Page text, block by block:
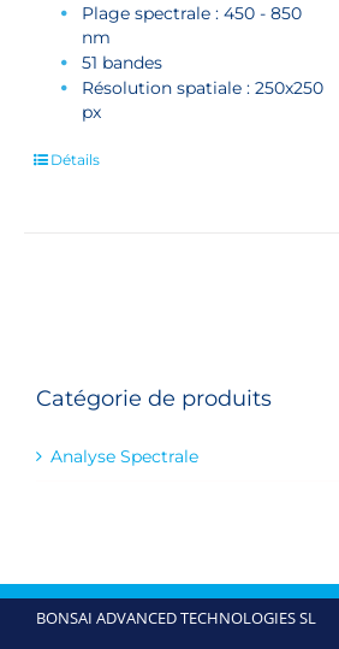
Plage spectrale : 450 - 850
nm
51 bandes
Résolution spatiale : 250x250
px
Détails
Catégorie de produits
Analyse Spectrale
BONSAI ADVANCED TECHNOLOGIES SL